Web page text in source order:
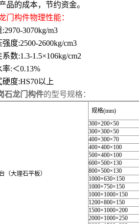
品的成本，节约资金。
门构件物理性能：
3070kg/m3
度:2500-2600kg/cm3
数:1.3-1.5×106kg/cm2
:＜0.13%
度:HS70以上
石龙门构件的型号规格：
（大理石平板）
规格(mm)
300×200×50
300×300×50
400×300×70
400×400×100
500×400×100
600×500×130
800×500×130
1000×630×150
1000×750×150
1000×1000×150
1200×800×150
1500×1000×200
2000×1000×250